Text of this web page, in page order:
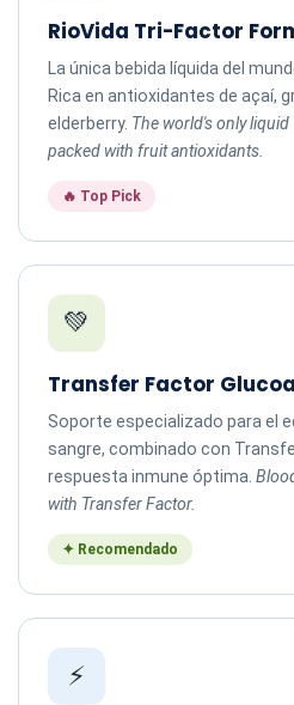
RioVida Tri-Factor
La única bebida líquida del
Rica en antioxidantes de açaí,
elderberry. The world's only
packed with fruit antioxidants.
🔥 Top Pick
💚
Transfer Factor
Soporte especializado para el
sangre, combinado con
respuesta inmune óptima.
with Transfer Factor.
✦ Recomendado
⚡